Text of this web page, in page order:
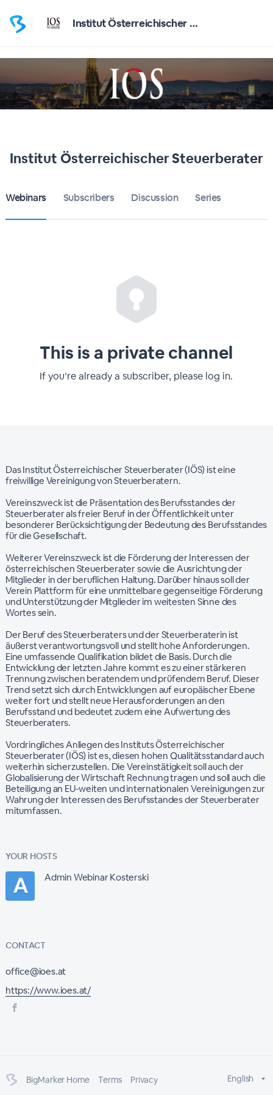
Institut Österreichischer Steuerberater
Institut Österreichischer Steuerberater
Webinars Subscribers Discussion Series
This is a private channel
If you’re already a subscriber, please log in.
Das Institut Österreichischer Steuerberater (IÖS) ist eine
freiwillige Vereinigung von Steuerberatern.
Vereinszweck ist die Präsentation des Berufsstandes der
Steuerberater als freier Beruf in der Öffentlichkeit unter
besonderer Berücksichtigung der Bedeutung des Berufsstandes
für die Gesellschaft.
Weiterer Vereinszweck ist die Förderung der Interessen der
österreichischen Steuerberater sowie die Ausrichtung der
Mitglieder in der beruflichen Haltung. Darüber hinaus soll der
Verein Plattform für eine unmittelbare gegenseitige Förderung
und Unterstützung der Mitglieder im weitesten Sinne des
Wortes sein.
Der Beruf des Steuerberaters und der Steuerberaterin ist
äußerst verantwortungsvoll und stellt hohe Anforderungen.
Eine umfassende Qualifikation bildet die Basis. Durch die
Entwicklung der letzten Jahre kommt es zu einer stärkeren
Trennung zwischen beratendem und prüfendem Beruf. Dieser
Trend setzt sich durch Entwicklungen auf europäischer Ebene
weiter fort und stellt neue Herausforderungen an den
Berufsstand und bedeutet zudem eine Aufwertung des
Steuerberaters.
Vordringliches Anliegen des Instituts Österreichischer
Steuerberater (IÖS) ist es, diesen hohen Qualitätsstandard auch
weiterhin sicherzustellen. Die Vereinstätigkeit soll auch der
Globalisierung der Wirtschaft Rechnung tragen und soll auch die
Beteiligung an EU-weiten und internationalen Vereinigungen zur
Wahrung der Interessen des Berufsstandes der Steuerberater
mitumfassen.
YOUR HOSTS
Admin Webinar Kosterski
CONTACT
office@ioes.at
https://www.ioes.at/
BigMarker Home Terms Privacy English